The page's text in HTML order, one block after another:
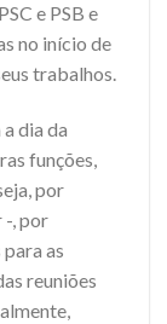
e PSB e
no início de
trabalhos.
dia da
funções,
por
-, por
as
reuniões